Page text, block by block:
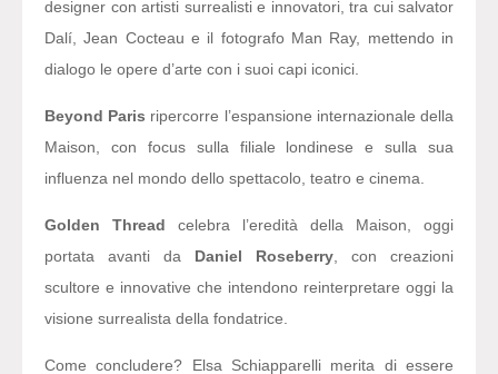
designer con artisti surrealisti e innovatori, tra cui salvator
Dalí, Jean Cocteau e il fotografo Man Ray, mettendo in
dialogo le opere d’arte con i suoi capi iconici.
Beyond Paris ripercorre l’espansione internazionale della
Maison, con focus sulla filiale londinese e sulla sua
influenza nel mondo dello spettacolo, teatro e cinema.
Golden Thread celebra l’eredità della Maison, oggi
portata avanti da Daniel Roseberry , con creazioni
scultore e innovative che intendono reinterpretare oggi la
visione surrealista della fondatrice.
Come concludere? Elsa Schiapparelli merita di essere